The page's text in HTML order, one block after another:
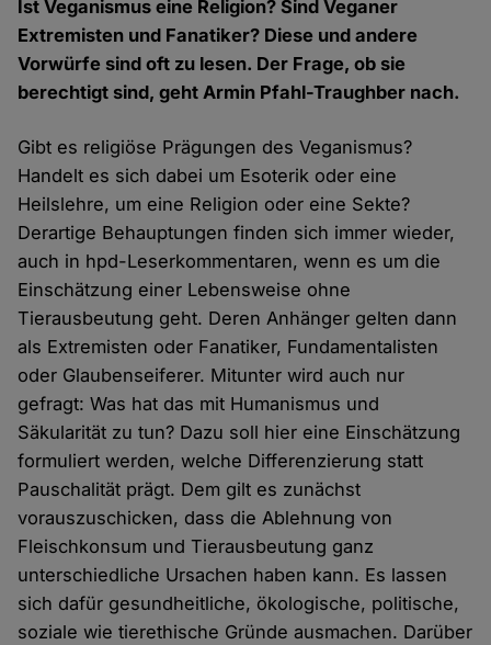
Ist Veganismus eine Religion? Sind Veganer
Extremisten und Fanatiker? Diese und andere
Vorwürfe sind oft zu lesen. Der Frage, ob sie
berechtigt sind, geht Armin Pfahl-Traughber nach.
Gibt es religiöse Prägungen des Veganismus?
Handelt es sich dabei um Esoterik oder eine
Heilslehre, um eine Religion oder eine Sekte?
Derartige Behauptungen finden sich immer wieder,
auch in hpd-Leserkommentaren, wenn es um die
Einschätzung einer Lebensweise ohne
Tierausbeutung geht. Deren Anhänger gelten dann
als Extremisten oder Fanatiker, Fundamentalisten
oder Glaubenseiferer. Mitunter wird auch nur
gefragt: Was hat das mit Humanismus und
Säkularität zu tun? Dazu soll hier eine Einschätzung
formuliert werden, welche Differenzierung statt
Pauschalität prägt. Dem gilt es zunächst
vorauszuschicken, dass die Ablehnung von
Fleischkonsum und Tierausbeutung ganz
unterschiedliche Ursachen haben kann. Es lassen
sich dafür gesundheitliche, ökologische, politische,
soziale wie tierethische Gründe ausmachen. Darüber